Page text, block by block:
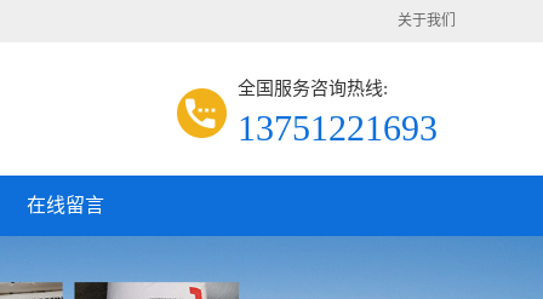
关于我们
全国服务咨询热线:
13751221693
在线留言